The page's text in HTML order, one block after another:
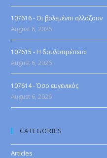
107616 - Οι βολεμένοι αλλάζουν
August 6, 2026
107615 - Η δουλοπρέπεια
August 6, 2026
107614 - Όσο ευγενικός
August 6, 2026
CATEGORIES
Articles